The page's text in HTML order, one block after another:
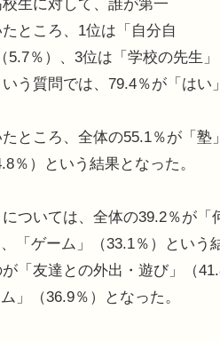
生に対して、誰が第一
ところ、1位は「自分自
5.7％）、3位は「学校の先生
う質問では、79.4％が「はい
ところ、全体の55.1％が「塾
％）という結果となった。
ついては、全体の39.2％が「
「ゲーム」（33.1％）という
「友達との外出・遊び」（
」（36.9％）となった。